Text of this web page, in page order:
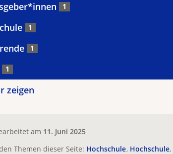
1
1
1
1
zeigen
am 11. Juni 2025
Themen dieser Seite: Hochschule Hochschule